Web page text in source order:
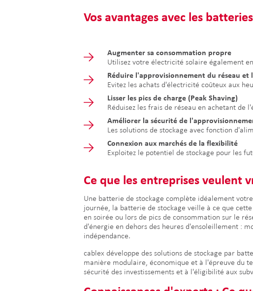
Vos avantages avec les
Augmenter sa consommation propre
Utilisez votre électricité solaire également
Réduire l'approvisionnement du réseau et
Evitez les achats d'électricité coûteux aux
Lisser les pics de charge (Peak Shaving)
Réduisez les frais de réseau en achetant
Améliorer la sécurité de
Les solutions de stockage avec fonction
Connexion aux marchés de la flexibilité
Exploitez le potentiel de stockage pour les
Ce que les entreprises veulent
Une batterie de stockage complète idéalement
journée, la batterie de stockage veille à ce que
en soirée ou lors de pics de consommation sur le
d'énergie en dehors des heures d'ensoleillement :
indépendance.
cablex développe des solutions de stockage par
manière modulaire, économique et à l'épreuve du
sécurité des investissements et à l'éligibilité aux